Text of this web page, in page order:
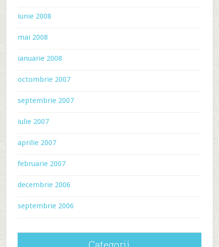
iunie 2008
mai 2008
ianuarie 2008
octombrie 2007
septembrie 2007
iulie 2007
aprilie 2007
februarie 2007
decembrie 2006
septembrie 2006